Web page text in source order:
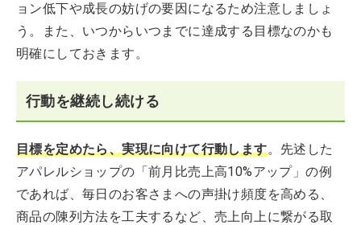
ョン低下や成長の妨げの要因になるため注意しましょ
う。また、いつからいつまでに達成する目標なのかも
明確にしておきます。
行動を継続し続ける
目標を定めたら、実現に向けて行動します。先述した
アパレルショップの「前月比売上高10%アップ」の例
であれば、毎日のお客さまへの声掛け頻度を高める、
商品の陳列方法を工夫するなど、売上向上に繋がる取